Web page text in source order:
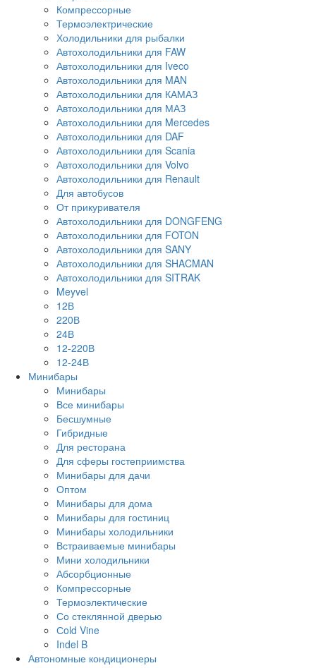
Компрессорные
Термоэлектрические
Холодильники для рыбалки
Автохолодильники для FAW
Автохолодильники для Iveco
Автохолодильники для MAN
Автохолодильники для КАМАЗ
Автохолодильники для МАЗ
Автохолодильники для Mercedes
Автохолодильники для DAF
Автохолодильники для Scania
Автохолодильники для Volvo
Автохолодильники для Renault
Для автобусов
От прикуривателя
Автохолодильники для DONGFENG
Автохолодильники для FOTON
Автохолодильники для SANY
Автохолодильники для SHACMAN
Автохолодильники для SITRAK
Meyvel
12В
220В
24В
12-220В
12-24В
Минибары
Минибары
Все минибары
Бесшумные
Гибридные
Для ресторана
Для сферы гостеприимства
Минибары для дачи
Оптом
Минибары для дома
Минибары для гостиниц
Минибары холодильники
Встраиваемые минибары
Мини холодильники
Абсорбционные
Компрессорные
Термоэлектические
Со стеклянной дверью
Сold Vine
Indel B
Автономные кондиционеры